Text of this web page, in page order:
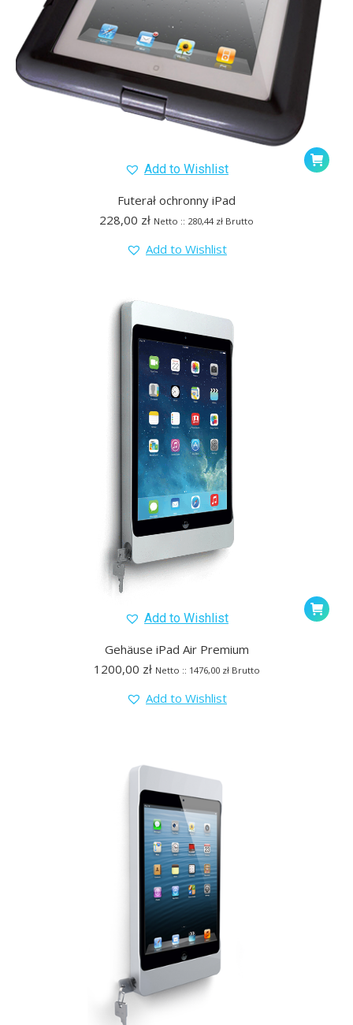
Add to Wishlist
Futerał ochronny iPad
228,00 zł Netto :: 280,44 zł Brutto
Add to Wishlist
Add to Wishlist
Gehäuse iPad Air Premium
1200,00 zł Netto :: 1476,00 złBrutto
Add to Wishlist